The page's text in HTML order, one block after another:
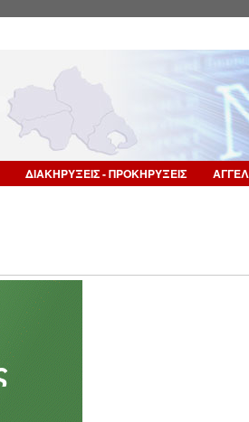
ΔΙΑΚΗΡΥΞΕΙΣ - ΠΡΟΚΗΡΥΞΕΙΣ